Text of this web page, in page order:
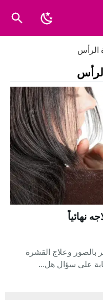
الرأس
نهائياً
بالصور وعلاج القشرة
على سؤال هل...